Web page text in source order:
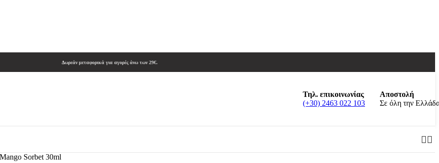
Δωρεάν μεταφορικά για αγορές άνω των 29€.
Τηλ. επικοινωνίας
(+30) 2463 022 103
Αποστολή
Σε όλη την
Sorbet 30ml